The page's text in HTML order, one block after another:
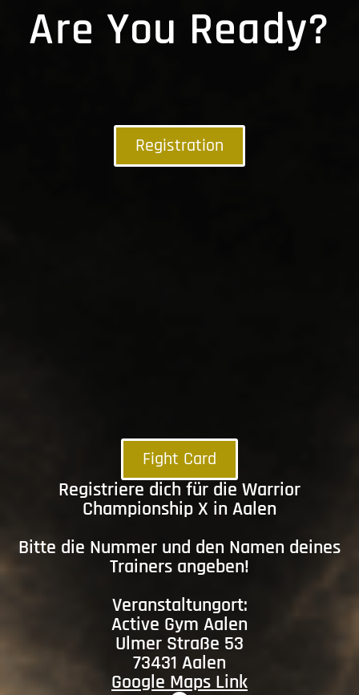
Are You Ready?
Registration
Fight Card
Registriere dich für die Warrior
Championship X in Aalen
Bitte die Nummer und den Namen deines
Trainers angeben!
Veranstaltungort:
Active Gym Aalen
Ulmer Straße 53
73431 Aalen
Google Maps Link